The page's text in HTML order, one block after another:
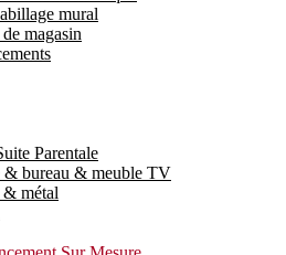
mural
magasin
Parentale
& bureau & meuble TV
& métal